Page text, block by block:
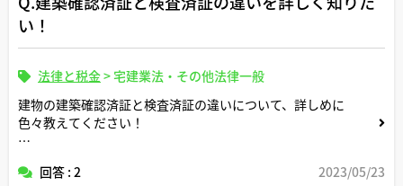
い！
法律と税金>宅建業法・その他法律一般
建物の建築確認済証と検査済証の違いについて、詳しめに
色々教えてください！
期限の有無などについてご解説ください！
回答 : 2 2023/05/23